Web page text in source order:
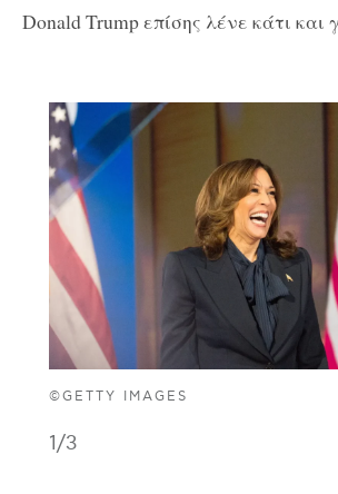
Donald Trump επίσης λένε κάτι και
©GETTY IMAGES
1/3